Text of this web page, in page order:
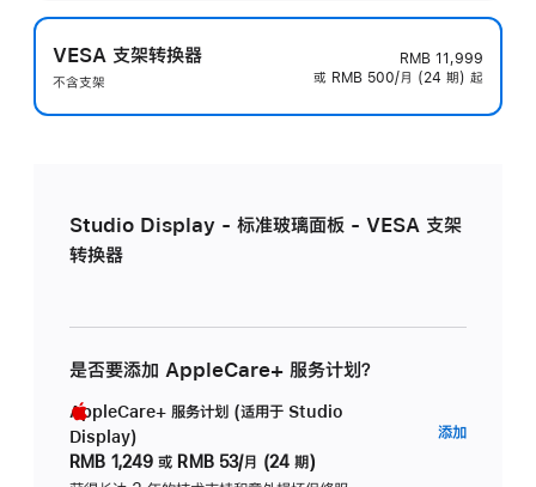
VESA 支架转换器
不含支架
RMB 11,999
或 RMB 500/月 (24 期) 起
Studio Display - 标准玻璃面板 - VESA 支架
转换器
是否要添加 AppleCare+ 服务计划？
AppleCare+ 服务计划 (适用于 Studio
Display)
RMB 1,249 或 RMB 53/月 (24 期)
添加